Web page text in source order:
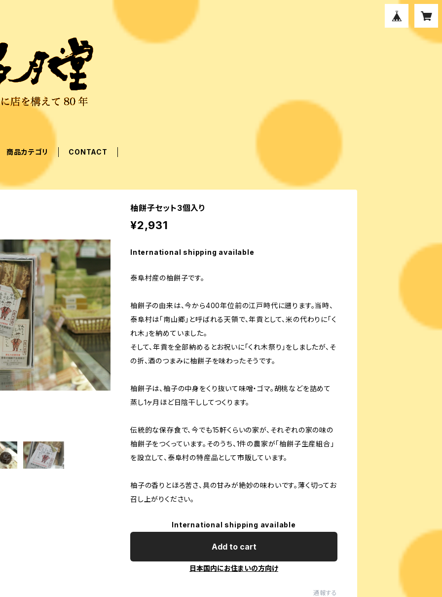
商品カテゴリ CONTACT
柚餅子セット3個入り
¥2,931
International shipping available
泰阜村産の柚餅子です。
柚餅子の由来は、今から400年位前の江戸時代に遡ります。当時、
泰阜村は「南山郷」と呼ばれる天領で、年貢として、米の代わりに「く
れ木」を納めていました。
そして、年貢を全部納めるとお祝いに「くれ木祭り」をしましたが、そ
の折、酒のつまみに柚餅子を味わったそうです。
柚餅子は、柚子の中身をくり抜いて味噌・ゴマ。胡桃などを詰めて
蒸し1ヶ月ほど日陰干ししてつくります。
伝統的な保存食で、今でも15軒くらいの家が、それぞれの家の味の
柚餅子をつくっています。そのうち、1件の農家が「柚餅子生産組合」
を設立して、泰阜村の特産品として市販しています。
柚子の香りとほろ苦さ、具の甘みが絶妙の味わいです。薄く切ってお
召し上がりください。
International shipping available
Add to cart
日本国内にお住まいの方向け
通報する